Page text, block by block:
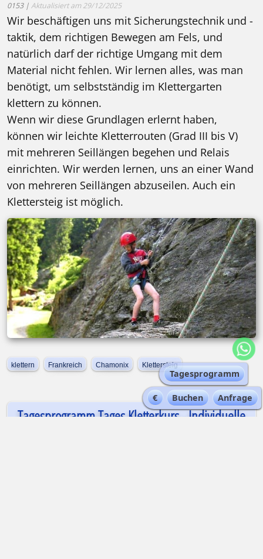
€ Buchen Anfrage
Tagesprogramm
0153 | Aktualisiert am 29/12/2025
Wir beschäftigen uns mit Sicherungstechnik und -
taktik, dem richtigen Bewegen am Fels, und
natürlich darf der richtige Umgang mit dem
Material nicht fehlen. Wir lernen alles, was man
benötigt, um selbstständig im Klettergarten
klettern zu können.
Wenn wir diese Grundlagen erlernt haben,
können wir leichte Kletterrouten (Grad III bis V)
mit mehreren Seillängen begehen und Relais
einrichten. Wir werden lernen, uns an einer Wand
von mehreren Seillängen abzuseilen. Auch ein
Klettersteig ist möglich.
klettern Frankreich Chamonix Klettersteig
Tagesprogramm Tages Kletterkurs - Individuelle